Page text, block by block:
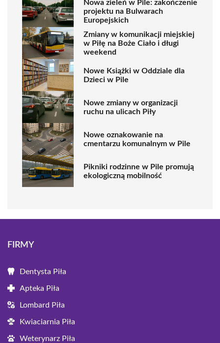
Nowa zieleń w Pile: zakończenie
projektu na Bulwarach
Europejskich
Zmiany w komunikacji miejskiej
w Piłę na Boże Ciało i długi
weekend
Nowe Książki w Oddziale dla
Dzieci w Pile
Nowe zmiany w organizacji
ruchu na ulicach Piły
Nowe oznakowanie na
cmentarzu komunalnym w Pile
Pikniki rodzinne w Pile promują
ekologiczną mobilność
FIRMY
Dentysta Piła
Apteka Piła
Lombard Piła
Kwiaciarnia Piła
Weterynarz Piła